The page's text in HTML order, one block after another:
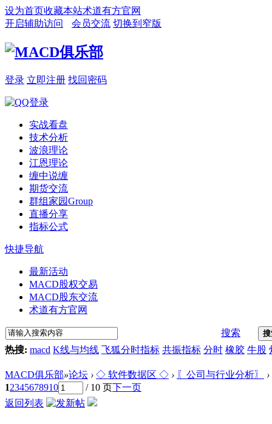
设为首页收藏本站术道有方官网
开启辅助访问
会员交流 切换到窄版
登录 立即注册 找回密码
实战看盘
技术分析
波浪理论
江恩理论
缠中说缠
期货交流
群组家园Group
直播分享
指标公式
快捷导航
最新活动
MACD股权交易
MACD股东交流
术道有方官网
搜索
热搜: macd K线与均线 飞狐分时指标 共振指标 分时 橡胶 牛股
MACD俱乐部»论坛 › ◇ 软件数据区 ◇ › 〖公司与行业分析〗
›
12345678910 / 10 页下一页
返回列表